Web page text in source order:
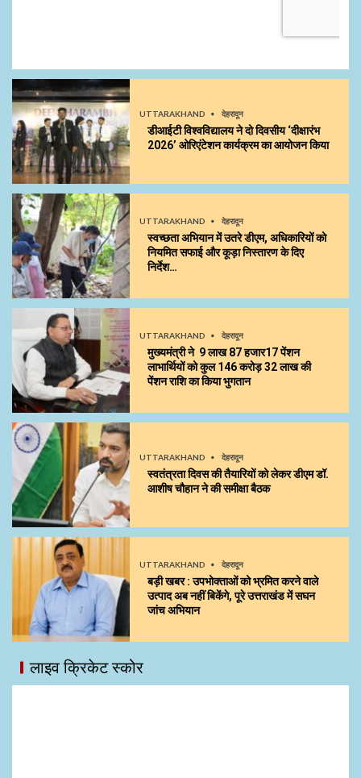
UTTARAKHAND देहरादून
डीआईटी विश्वविद्यालय ने दो दिवसीय ‘दीक्षारंभ
2026’ ओरिएंटेशन कार्यक्रम का आयोजन किया
UTTARAKHAND देहरादून
स्वच्छता अभियान में उतरे डीएम, अधिकारियों को
नियमित सफाई और कूड़ा निस्तारण के दिए
निर्देश…
UTTARAKHAND देहरादून
मुख्यमंत्री ने 9 लाख 87 हजार17 पेंशन
लाभार्थियों को कुल ₹146 करोड़ 32 लाख की
पेंशन राशि का किया भुगतान
UTTARAKHAND देहरादून
स्वतंत्रता दिवस की तैयारियों को लेकर डीएम डॉ.
आशीष चौहान ने की समीक्षा बैठक
UTTARAKHAND देहरादून
बड़ी खबर : उपभोक्ताओं को भ्रमित करने वाले
उत्पाद अब नहीं बिकेंगे, पूरे उत्तराखंड में सघन
जांच अभियान
लाइव क्रिकेट स्कोर